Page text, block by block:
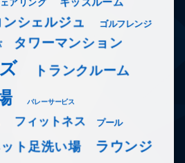
アリング
ンシェルジュ ゴルフレンジ
タワーマンション
トランクルーム
バレーサービス
フィットネス プール
ト足洗い場 ラウンジ